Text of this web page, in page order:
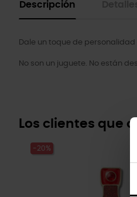
Descripción
Dale un toque de
No son un juguete. No están
Los clientes que
-20%